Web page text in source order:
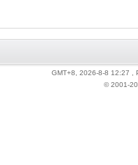
GMT+8, 2026-8-8 12:27
© 2001-